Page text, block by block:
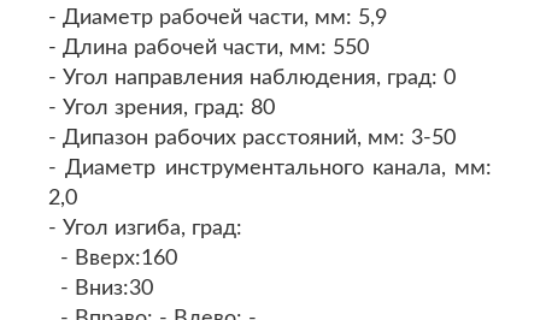
- Диаметр рабочей части, мм: 5,9
- Длина рабочей части, мм: 550
- Угол направления наблюдения, град: 0
- Угол зрения, град: 80
- Дипазон рабочих расстояний, мм: 3-50
- Диаметр инструментального канала, мм:
2,0
- Угол изгиба, град:
- Вверх:160
- Вниз:30